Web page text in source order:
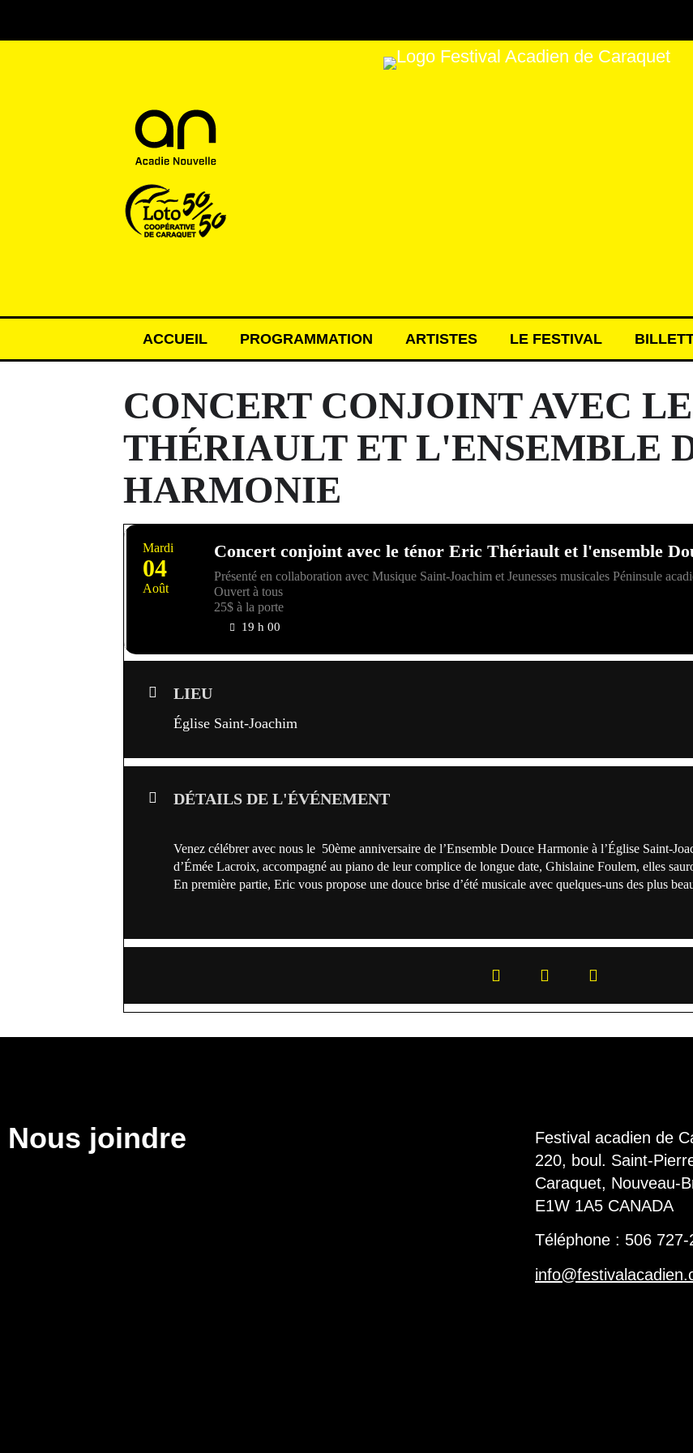
ACCUEIL PROGRAMMATION ARTISTES LE FESTIVAL
CONCERT CONJOINT AVEC
THÉRIAULT ET L'ENSEMBLE
HARMONIE
Mardi
04
Août
Concert conjoint avec le ténor Eric Thériault et l'ensemble
Présenté en collaboration avec Musique Saint-Joachim et Jeunesses musicales Péninsule
Ouvert à tous
25$ à la porte
19 h 00
LIEU
Église Saint-Joachim
DÉTAILS DE L'ÉVÉNEMENT
Venez célébrer avec nous le 50ème anniversaire de l’Ensemble Douce Harmonie à l’Église Saint-
d’Émée Lacroix, accompagné au piano de leur complice de longue date, Ghislaine Foulem, elles
En première partie, Eric vous propose une douce brise d’été musicale avec quelques-uns des plus
Nous joindre
Festival acadien de
220, boul. Saint-
Caraquet, Nouveau-
E1W 1A5 CANADA
Téléphone : 506 727-